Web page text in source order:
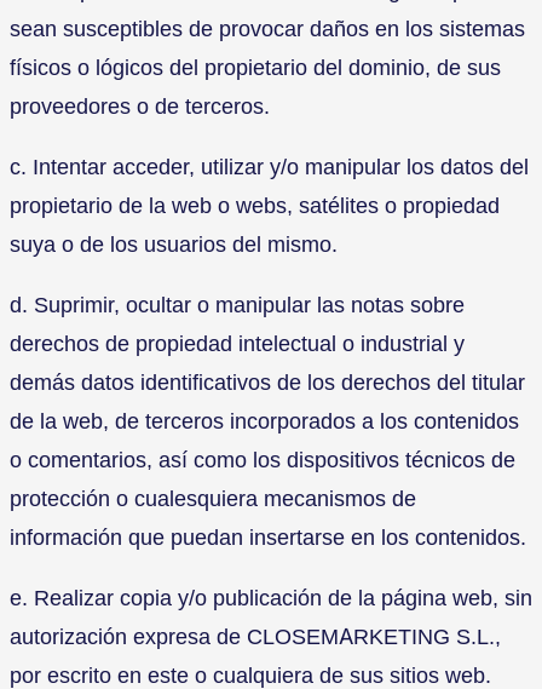
sean susceptibles de provocar daños en los sistemas
físicos o lógicos del propietario del dominio, de sus
proveedores o de terceros.
c. Intentar acceder, utilizar y/o manipular los datos del
propietario de la web o webs, satélites o propiedad
suya o de los usuarios del mismo.
d. Suprimir, ocultar o manipular las notas sobre
derechos de propiedad intelectual o industrial y
demás datos identificativos de los derechos del titular
de la web, de terceros incorporados a los contenidos
o comentarios, así como los dispositivos técnicos de
protección o cualesquiera mecanismos de
información que puedan insertarse en los contenidos.
e. Realizar copia y/o publicación de la página web, sin
autorización expresa de CLOSEMARKETING S.L.,
por escrito en este o cualquiera de sus sitios web.